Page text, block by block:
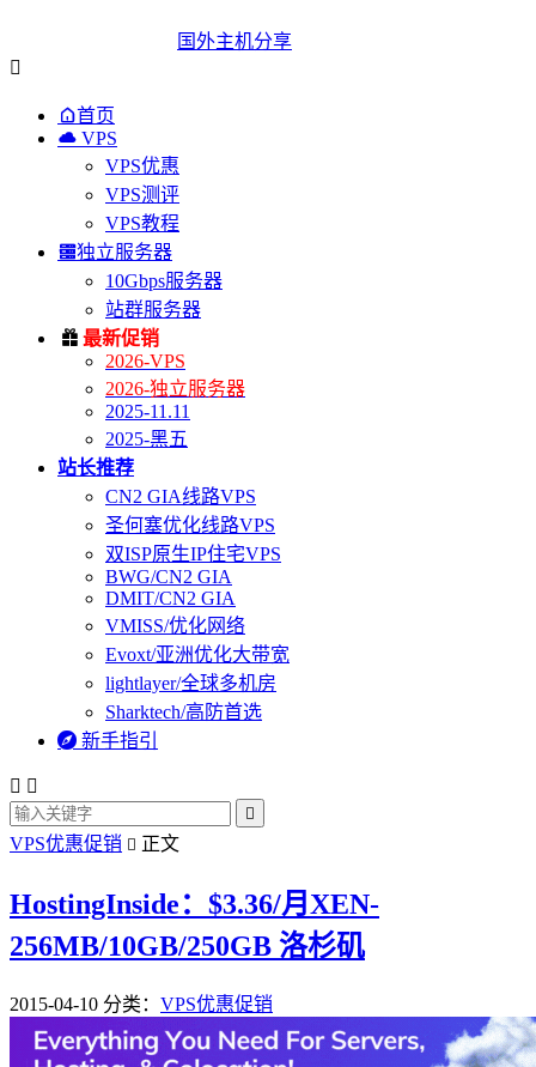
国外主机分享

首页
 VPS
VPS优惠
VPS测评
VPS教程
独立服务器
10Gbps服务器
站群服务器
 最新促销
2026-VPS
2026-独立服务器
2025-11.11
2025-黑五
站长推荐
CN2 GIA线路VPS
圣何塞优化线路VPS
双ISP原生IP住宅VPS
BWG/CN2 GIA
DMIT/CN2 GIA
VMISS/优化网络
Evoxt/亚洲优化大带宽
lightlayer/全球多机房
Sharktech/高防首选
 新手指引
 

VPS优惠促销  正文
HostingInside：$3.36/月XEN-
256MB/10GB/250GB 洛杉矶
2015-04-10 分类： VPS优惠促销